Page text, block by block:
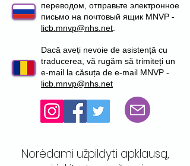
переводом, отправьте электронное
письмо на почтовый ящик MNVP -
licb.mnvp@nhs.net
Dacă aveți nevoie de asistență cu
traducerea, vă rugăm să trimiteți un
e-mail la căsuța de e-mail MNVP -
licb.mnvp@nhs.net
Norėdami užpildyti apklausą,